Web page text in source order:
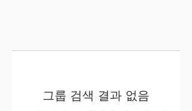
그룹 검색 결과 없음